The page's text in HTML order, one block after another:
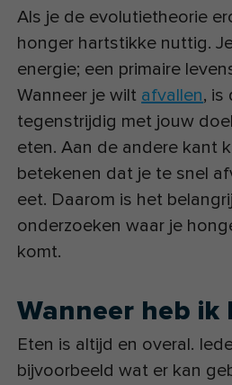
Als je de evolutietheorie
honger hartstikke nuttig.
energie; een primaire
Wanneer je wilt afvallen, is
tegenstrijdig met jouw
eten. Aan de andere kant
betekenen dat je te snel
eet. Daarom is het
onderzoeken waar je
komt.
Wanneer heb ik
Eten is altijd en overal.
bijvoorbeeld wat er kan